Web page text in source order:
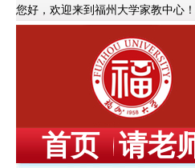
您好，欢迎来到福州大学家教中心！
首页 请老